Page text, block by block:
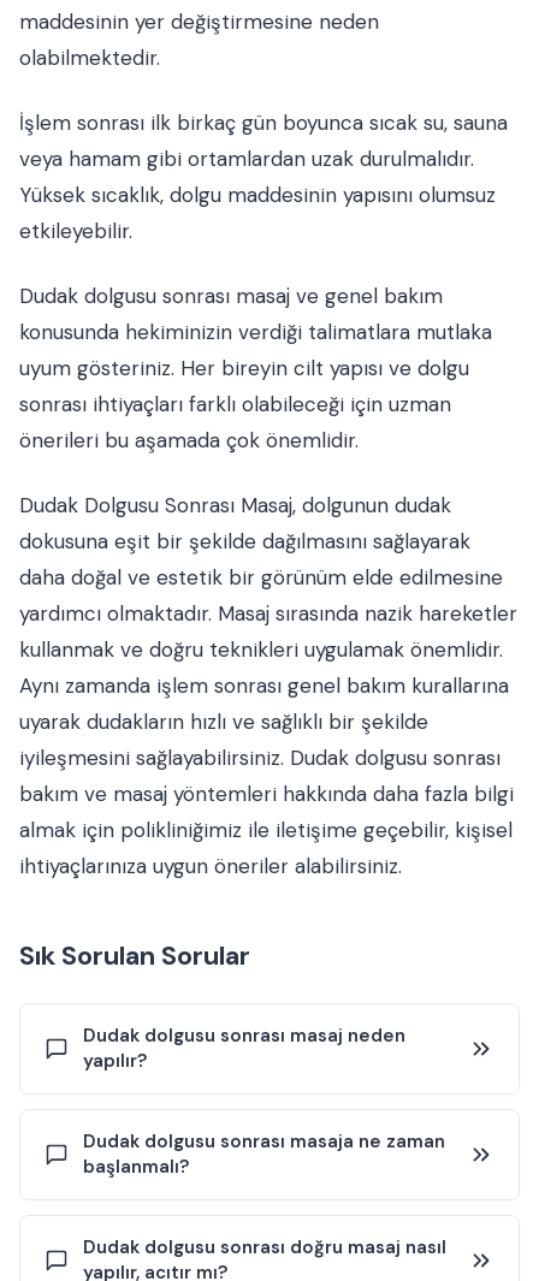
maddesinin yer değiştirmesine neden
olabilmektedir.
İşlem sonrası ilk birkaç gün boyunca sıcak su, sauna
veya hamam gibi ortamlardan uzak durulmalıdır.
Yüksek sıcaklık, dolgu maddesinin yapısını olumsuz
etkileyebilir.
Dudak dolgusu sonrası masaj ve genel bakım
konusunda hekiminizin verdiği talimatlara mutlaka
uyum gösteriniz. Her bireyin cilt yapısı ve dolgu
sonrası ihtiyaçları farklı olabileceği için uzman
önerileri bu aşamada çok önemlidir.
Dudak Dolgusu Sonrası Masaj, dolgunun dudak
dokusuna eşit bir şekilde dağılmasını sağlayarak
daha doğal ve estetik bir görünüm elde edilmesine
yardımcı olmaktadır. Masaj sırasında nazik hareketler
kullanmak ve doğru teknikleri uygulamak önemlidir.
Aynı zamanda işlem sonrası genel bakım kurallarına
uyarak dudakların hızlı ve sağlıklı bir şekilde
iyileşmesini sağlayabilirsiniz. Dudak dolgusu sonrası
bakım ve masaj yöntemleri hakkında daha fazla bilgi
almak için polikliniğimiz ile iletişime geçebilir, kişisel
ihtiyaçlarınıza uygun öneriler alabilirsiniz.
Sık Sorulan Sorular
Dudak dolgusu sonrası masaj neden
yapılır?
Dudak dolgusu sonrası masajın temel amacı, dolgu
materyalinin dudak dokusu içinde daha homojen
dağılmasına yardımcı olmak ve küçük
düzensizlik/asimetri riskini azaltmaktır. Enjeksiyon sonrası
bazı bölgelerde dolgu yoğunluğu artabilir; nazik masaj bu
alanların yumuşamasına ve daha pürüzsüz bir görünüm
Dudak dolgusu sonrası masaja ne zaman
başlanmalı?
Masaj genellikle işlemden hemen sonra önerilmez; ilk
saatlerde dudakta ödem, hassasiyet ve morarma eğilimi
Dudak dolgusu sonrası doğru masaj nasıl
yapılır, acıtır mı?